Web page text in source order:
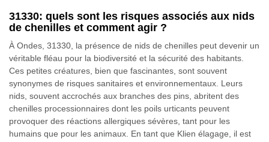
31330: quels sont les risques associés aux nids
de chenilles et comment agir ?
À Ondes, 31330, la présence de nids de chenilles peut devenir un
véritable fléau pour la biodiversité et la sécurité des habitants.
Ces petites créatures, bien que fascinantes, sont souvent
synonymes de risques sanitaires et environnementaux. Leurs
nids, souvent accrochés aux branches des pins, abritent des
chenilles processionnaires dont les poils urticants peuvent
provoquer des réactions allergiques sévères, tant pour les
humains que pour les animaux. En tant que Klien élagage, il est